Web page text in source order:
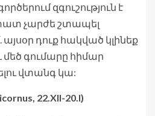
զգուշություն է
չարժե շտապել
այսօր դուք հակված կլինեք
գումարը հիմար
վտանգ կա:
22.XII-20.I)